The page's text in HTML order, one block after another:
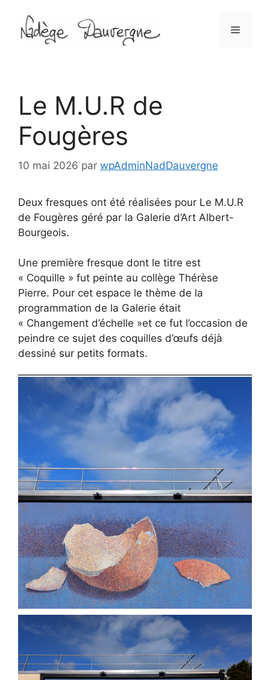
contenu
Menu
Le M.U.R de
Fougères
10 mai 2026 par wpAdminNadDauvergne
Deux fresques ont été réalisées pour Le M.U.R
de Fougères géré par la Galerie d’Art Albert-
Bourgeois.
Une première fresque dont le titre est
« Coquille » fut peinte au collège Thérèse
Pierre. Pour cet espace le thème de la
programmation de la Galerie était
« Changement d’échelle »et ce fut l’occasion de
peindre ce sujet des coquilles d’œufs déjà
dessiné sur petits formats.